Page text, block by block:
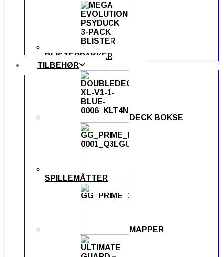
BLISTERPAKKER
TILBEHØR
DECK BOKSE
SPILLEMÅTTER
MAPPER